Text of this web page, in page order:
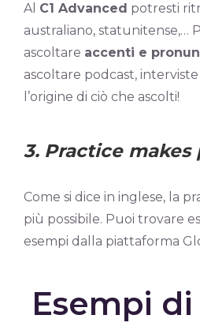
Al C1 Advanced potresti
australiano, statunitense,…
ascoltare accenti e
ascoltare podcast,
l’origine di ciò che ascolti!
3. Practice makes
Come si dice in inglese, la
più possibile. Puoi trovare
esempi dalla piattaforma
Esempi